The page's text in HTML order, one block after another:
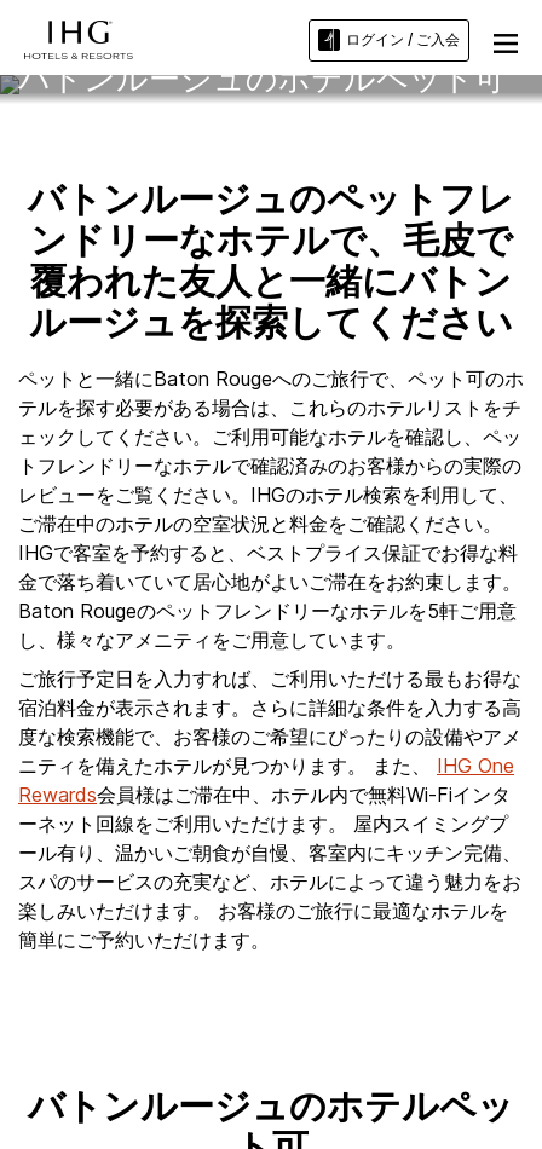
ログイン / ご入会
バトンルージュのホテルペット可
バトンルージュのペットフレ
ンドリーなホテルで、毛皮で
覆われた友人と一緒にバトン
ルージュを探索してください
ペットと一緒にBaton Rougeへのご旅行で、ペット可のホ
テルを探す必要がある場合は、これらのホテルリストをチ
ェックしてください。ご利用可能なホテルを確認し、ペッ
トフレンドリーなホテルで確認済みのお客様からの実際の
レビューをご覧ください。IHGのホテル検索を利用して、
ご滞在中のホテルの空室状況と料金をご確認ください。
IHGで客室を予約すると、ベストプライス保証でお得な料
金で落ち着いていて居心地がよいご滞在をお約束します。
Baton Rougeのペットフレンドリーなホテルを5軒ご用意
し、様々なアメニティをご用意しています。
ご旅行予定日を入力すれば、ご利用いただける最もお得な
宿泊料金が表示されます。さらに詳細な条件を入力する高
度な検索機能で、お客様のご希望にぴったりの設備やアメ
ニティを備えたホテルが見つかります。 また、 IHG One
Rewards会員様はご滞在中、ホテル内で無料Wi-Fiインタ
ーネット回線をご利用いただけます。 屋内スイミングプ
ール有り、温かいご朝食が自慢、客室内にキッチン完備、
スパのサービスの充実など、ホテルによって違う魅力をお
楽しみいただけます。 お客様のご旅行に最適なホテルを
簡単にご予約いただけます。
バトンルージュのホテルペッ